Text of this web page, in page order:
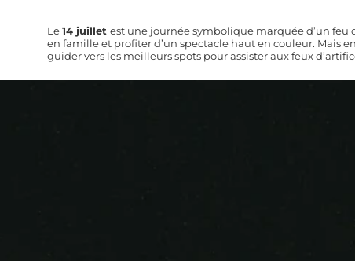
Le14 juillet est une journée symbolique marquée d’un feu
en famille et profiter d’un spectacle haut en couleur. Mais
guider vers les meilleurs spots pour assister aux feux